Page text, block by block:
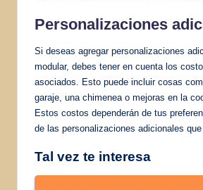
Personalizaciones
Si deseas agregar personalizaciones
modular, debes tener en cuenta los
asociados. Esto puede incluir cosas
garaje, una chimenea o mejoras en la
Estos costos dependerán de tus
de las personalizaciones adicionales que
Tal vez te interesa